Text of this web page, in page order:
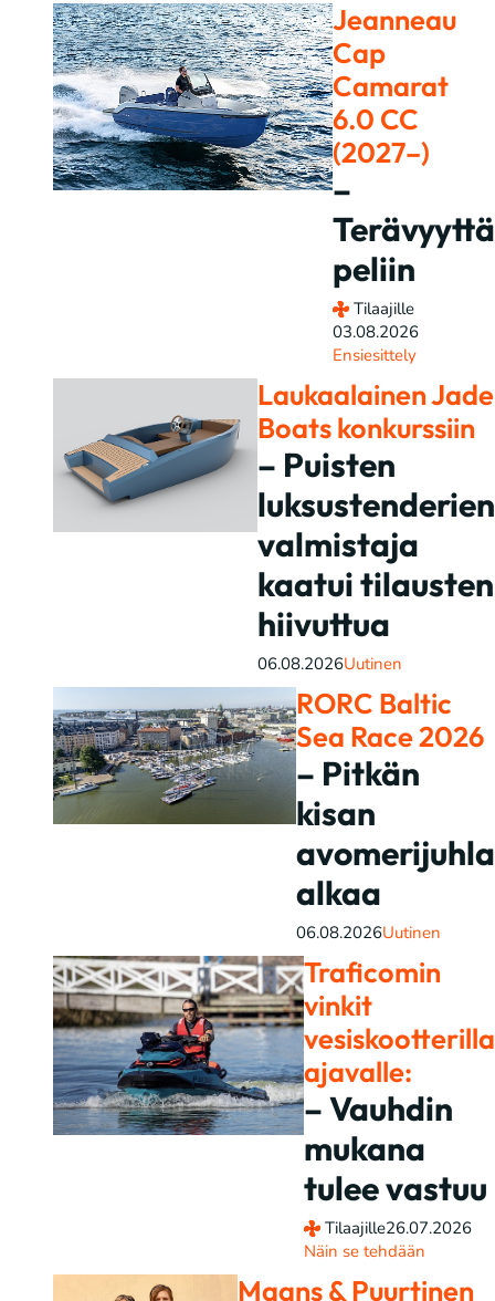
Jeanneau
Cap
Camarat
6.0 CC
(2027–)
–
Terävyyttä
peliin
Tilaajille
03.08.2026
Ensiesittely
Laukaalainen Jade
Boats konkurssiin
– Puisten
luksustenderien
valmistaja
kaatui tilausten
hiivuttua
06.08.2026Uutinen
RORC Baltic
Sea Race 2026
– Pitkän
kisan
avomerijuhla
alkaa
06.08.2026Uutinen
Traficomin
vinkit
vesiskootterilla
ajavalle:
– Vauhdin
mukana
tulee vastuu
Tilaajille26.07.2026
Näin se tehdään
Maans & Puurtinen